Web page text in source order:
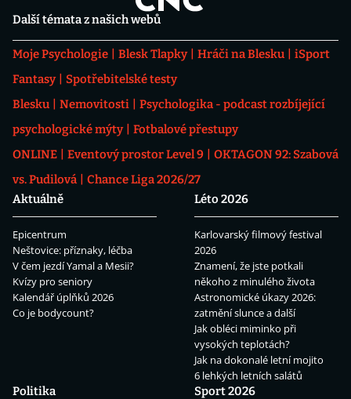
Další témata z našich webů
Moje Psychologie Blesk Tlapky Hráči na Blesku
iSport
Fantasy
Spotřebitelské testy
Blesku
Nemovitosti
Psychologika - podcast rozbíjející
psychologické mýty
Fotbalové přestupy
ONLINE
Eventový prostor Level 9
OKTAGON 92: Szabová
vs. Pudilová
Chance Liga 2026/27
Aktuálně
Epicentrum
Neštovice: příznaky, léčba
V čem jezdí Yamal a Mesii?
Kvízy pro seniory
Kalendář úplňků 2026
Co je bodycount?
Léto 2026
Karlovarský filmový festival
2026
Znamení, že jste potkali
někoho z minulého života
Astronomické úkazy 2026:
zatmění slunce a další
Jak obléci miminko při
vysokých teplotách?
Jak na dokonalé letní mojito
6 lehkých letních salátů
Politika
Sport 2026